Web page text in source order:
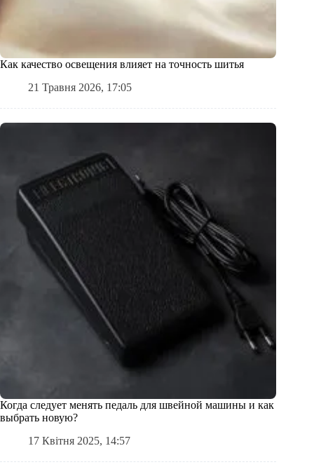
Как качество освещения влияет на точность шитья
21 Травня 2026, 17:05
Когда следует менять педаль для швейной машины и как
выбрать новую?
17 Квітня 2025, 14:57